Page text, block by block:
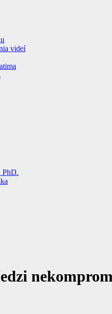
videí
PhD.